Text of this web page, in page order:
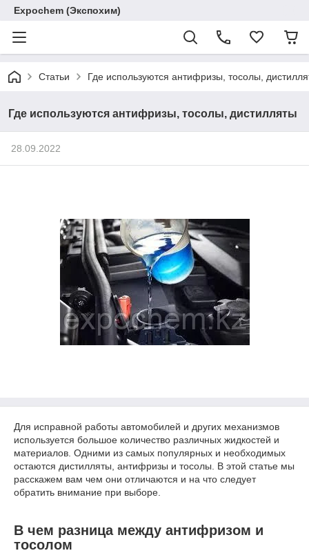
Expochem (Экспохим)
Статьи Где используются антифризы, тосолы,
Где используются антифризы, тосолы, дистилляты
28.09.2022
Для исправной работы автомобилей и других механизмов
используется большое количество различных жидкостей и
материалов. Одними из самых популярных и необходимых
остаются дистилляты, антифризы и тосолы. В этой статье мы
расскажем вам чем они отличаются и на что следует
обратить внимание при выборе.
В чем разница между антифризом и
тосолом